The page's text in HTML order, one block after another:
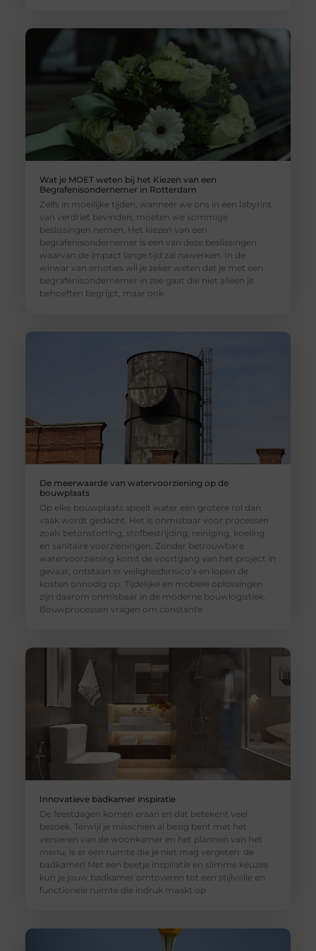
Wat je MOET weten bij het Kiezen van een
Begrafenisondernemer in Rotterdam
Zelfs in moeilijke tijden, wanneer we ons in een labyrint
van verdriet bevinden, moeten we sommige
beslissingen nemen. Het kiezen van een
begrafenisondernemer is een van deze beslissingen
waarvan de impact lange tijd zal nawerken. In de
wirwar van emoties wil je zeker weten dat je met een
begrafenisondernemer in zee gaat die niet alleen je
behoeften begrijpt, maar ook
De meerwaarde van watervoorziening op de
bouwplaats
Op elke bouwplaats speelt water een grotere rol dan
vaak wordt gedacht. Het is onmisbaar voor processen
zoals betonstorting, stofbestrijding, reiniging, koeling
en sanitaire voorzieningen. Zonder betrouwbare
watervoorziening komt de voortgang van het project in
gevaar, ontstaan er veiligheidsrisico’s en lopen de
kosten onnodig op. Tijdelijke en mobiele oplossingen
zijn daarom onmisbaar in de moderne bouwlogistiek.
Bouwprocessen vragen om constante
Innovatieve badkamer inspiratie
De feestdagen komen eraan en dat betekent veel
bezoek. Terwijl je misschien al bezig bent met het
versieren van de woonkamer en het plannen van het
menu, is er één ruimte die je niet mag vergeten: de
badkamer! Met een beetje inspiratie en slimme keuzes
kun je jouw badkamer omtoveren tot een stijlvolle en
functionele ruimte die indruk maakt op